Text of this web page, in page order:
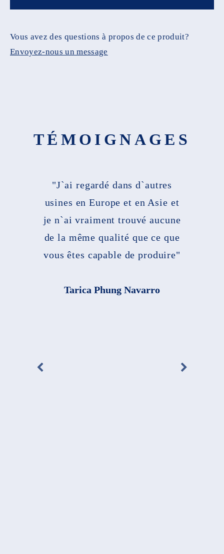
Vous avez des questions à propos de ce produit?
Envoyez-nous un message
TÉMOIGNAGES
"J`ai regardé dans d`autres
usines en Europe et en Asie et
je n`ai vraiment trouvé aucune
de la même qualité que ce que
vous êtes capable de produire"
Tarica Phung Navarro